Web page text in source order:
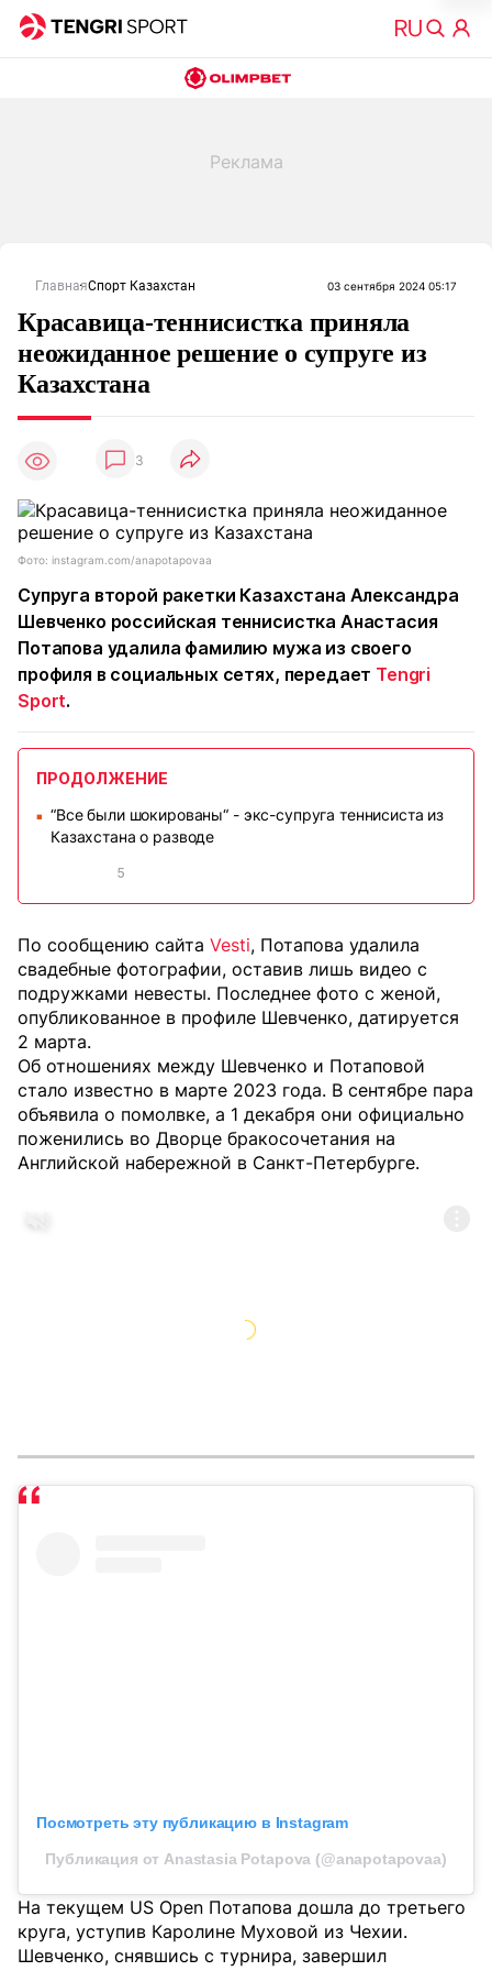
ГлавнаяСпорт Казахстан 03 сентября 2024 05:17
Красавица-теннисистка приняла
неожиданное решение о супруге из
Казахстана
3
Фото: instagram.com/anapotapovaa
Супруга второй ракетки Казахстана Александра
Шевченко российская теннисистка Анастасия
Потапова удалила фамилию мужа из своего
профиля в социальных сетях, передает Tengri
Sport.
ПРОДОЛЖЕНИЕ
■
“Все были шокированы“ - экс-супруга теннисиста из
Казахстана о разводе
5
По сообщению сайта Vesti, Потапова удалила
свадебные фотографии, оставив лишь видео с
подружками невесты. Последнее фото с женой,
опубликованное в профиле Шевченко, датируется
2 марта.
Об отношениях между Шевченко и Потаповой
стало известно в марте 2023 года. В сентябре пара
объявила о помолвке, а 1 декабря они официально
поженились во Дворце бракосочетания на
Английской набережной в Санкт-Петербурге.
Посмотреть эту публикацию в Instagram
Публикация от Anastasia Potapova (@anapotapovaa)
На текущем US Open Потапова дошла до третьего
круга, уступив Каролине Муховой из Чехии.
Шевченко, снявшись с турнира, завершил